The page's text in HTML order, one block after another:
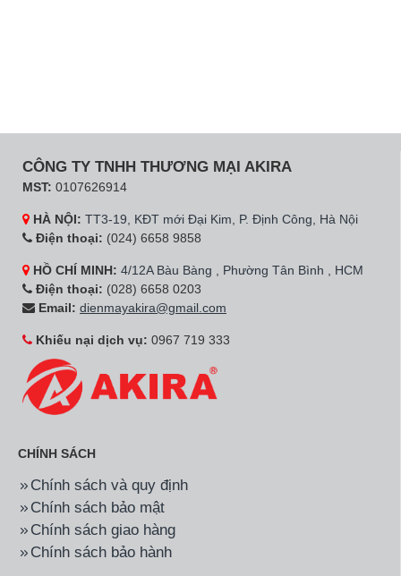
CÔNG TY TNHH THƯƠNG MẠI AKIRA
MST: 0107626914
HÀ NỘI: TT3-19, KĐT mới Đại Kim, P. Định Công, Hà Nội
Điện thoại: (024) 6658 9858
HỒ CHÍ MINH: 4/12A Bàu Bàng , Phường Tân Bình , HCM
Điện thoại: (028) 6658 0203
Email: dienmayakira@gmail.com
Khiếu nại dịch vụ: 0967 719 333
CHÍNH SÁCH
Chính sách và quy định
Chính sách bảo mật
Chính sách giao hàng
Chính sách bảo hành